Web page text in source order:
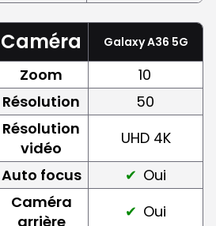
Caméra Galaxy A36 5G
Zoom
10
Résolution
50
Résolution
vidéo
UHD 4K
Auto focus
Oui
Caméra
arrière
Oui